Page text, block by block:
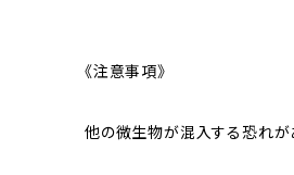
《注意事項》
他の微生物が混入する恐れが